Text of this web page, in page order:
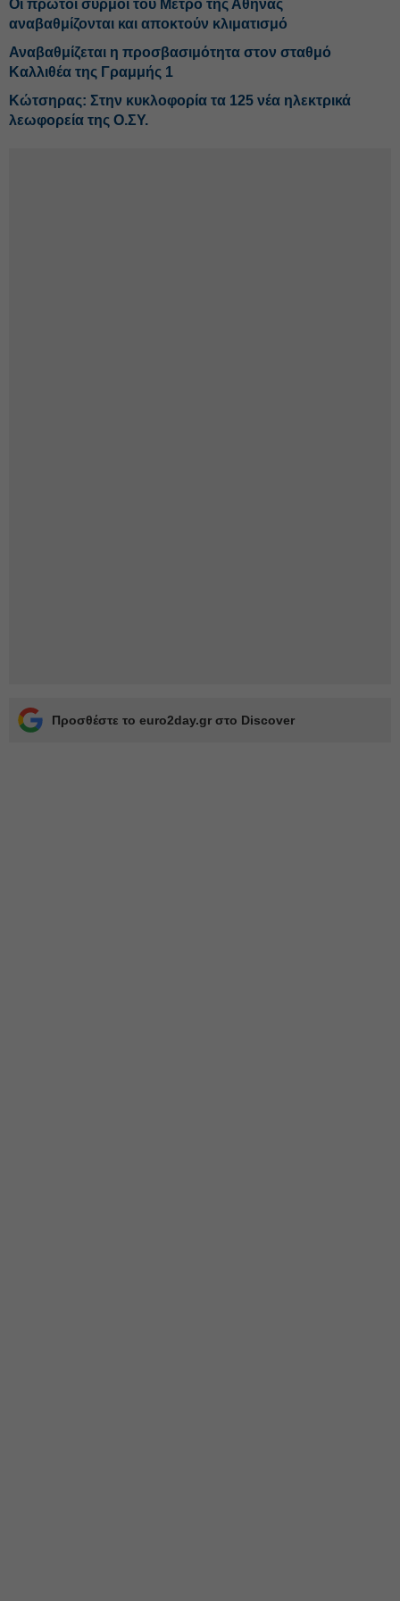
Οι πρώτοι συρμοί του Μετρό της Αθήνας
αναβαθμίζονται και αποκτούν κλιματισμό
Αναβαθμίζεται η προσβασιμότητα στον σταθμό
Καλλιθέα της Γραμμής 1
Κώτσηρας: Στην κυκλοφορία τα 125 νέα ηλεκτρικά
λεωφορεία της Ο.ΣΥ.
Προσθέστε το euro2day.gr στο Discover